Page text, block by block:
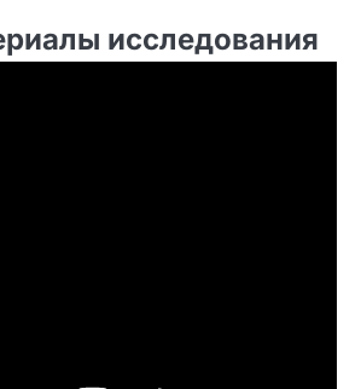
исследования